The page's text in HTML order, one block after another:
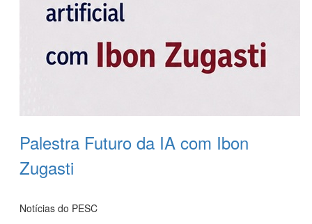
Palestra Futuro da IA com Ibon
Zugasti
Notícias do PESC